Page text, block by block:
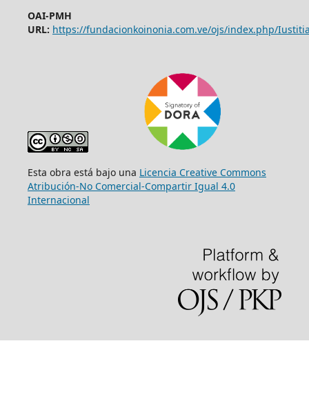
OAI-PMH
URL: https://fundacionkoinonia.com.ve/ojs/index.php/
Esta obra está bajo una Licencia Creative Commons
Atribución-No Comercial-Compartir Igual 4.0
Internacional